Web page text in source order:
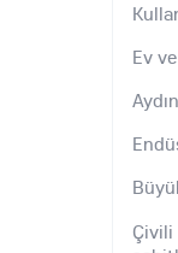
Ev
Çivili